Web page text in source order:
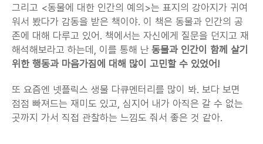
그리고 <동물에 대한 인간의 예의>는 표지의 강아지가 귀여
워서 봤다가 감동을 받은 책이야. 이 책은 동물과 인간의 공
존에 대해 다루고 있어. 책에서는 자신에게 질문을 던지고 재
해석해보라고 하는데, 이를 통해 난 동물과 인간이 함께 살기
위한 행동과 마음가짐에 대해 많이 고민할 수 있었어!
또 요즘엔 넷플릭스 생물 다큐멘터리를 많이 봐. 보다 보면
점점 빠져드는 재미도 있고, 심지어 내가 아직은 갈 수 없는
곳까지 가서 직접 관찰하는 느낌도 줘서 좋은 것 같아.